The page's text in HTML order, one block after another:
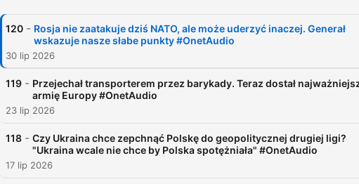
bo trudno zrozumieć jej
dynamikę i naturę bez
chwilę.
120 - Rosja nie zaatakuje dziś NATO, ale może uderzyć inaczej. Generał
wskazuje nasze słabe punkty #OnetAudio
30 lip 2026
119 - Przejechał transporterem przez barykady. Teraz dostał
armię Europy #OnetAudio
23 lip 2026
118 - Czy Ukraina chce zepchnąć Polskę do geopolitycznej drugiej ligi?
"Ukraina wcale nie chce by Polska spotężniała" #OnetAudio
17 lip 2026